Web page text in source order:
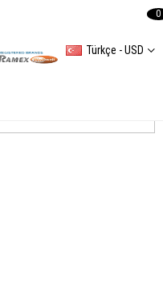
Türkçe - USD
0